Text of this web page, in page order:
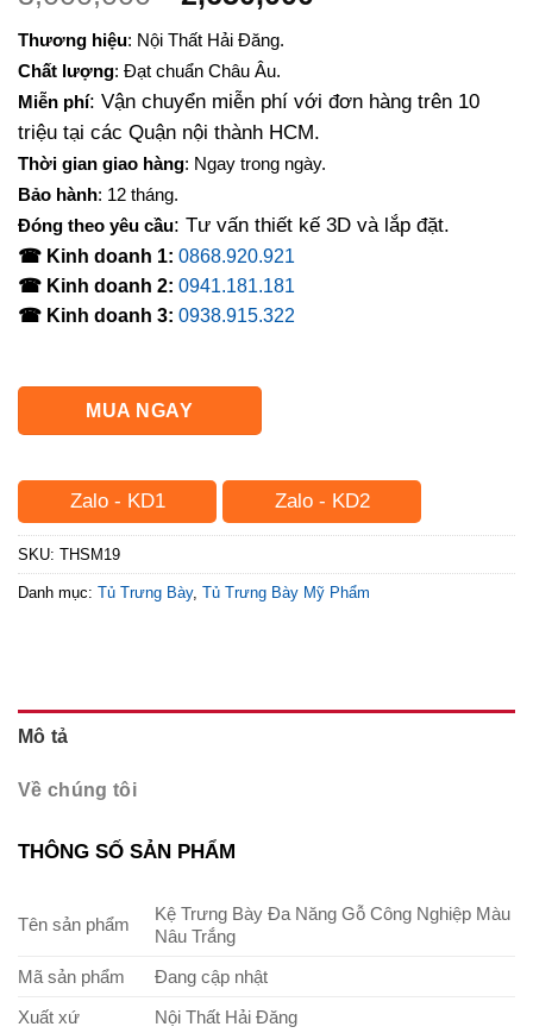
là:
3,000,000₫.
2,650,000₫.
Thương hiệu: Nội Thất Hải Đăng.
Chất lượng: Đạt chuẩn Châu Âu.
Miễn phí: Vận chuyển miễn phí với đơn hàng trên 10
triệu tại các Quận nội thành HCM.
Thời gian giao hàng: Ngay trong ngày.
Bảo hành: 12 tháng.
Đóng theo yêu cầu: Tư vấn thiết kế 3D và lắp đặt.
☎ Kinh doanh 1: 0868.920.921
☎ Kinh doanh 2: 0941.181.181
☎ Kinh doanh 3: 0938.915.322
MUA NGAY
Zalo - KD1 Zalo - KD2
SKU: THSM19
Danh mục: Tủ Trưng Bày, Tủ Trưng Bày Mỹ Phẩm
Mô tả
Về chúng tôi
THÔNG SỐ SẢN PHẨM
Tên sản phẩm
Kệ Trưng Bày Đa Năng Gỗ Công Nghiệp Màu
Nâu Trắng
Mã sản phẩm
Đang cập nhật
Xuất xứ
Nội Thất Hải Đăng